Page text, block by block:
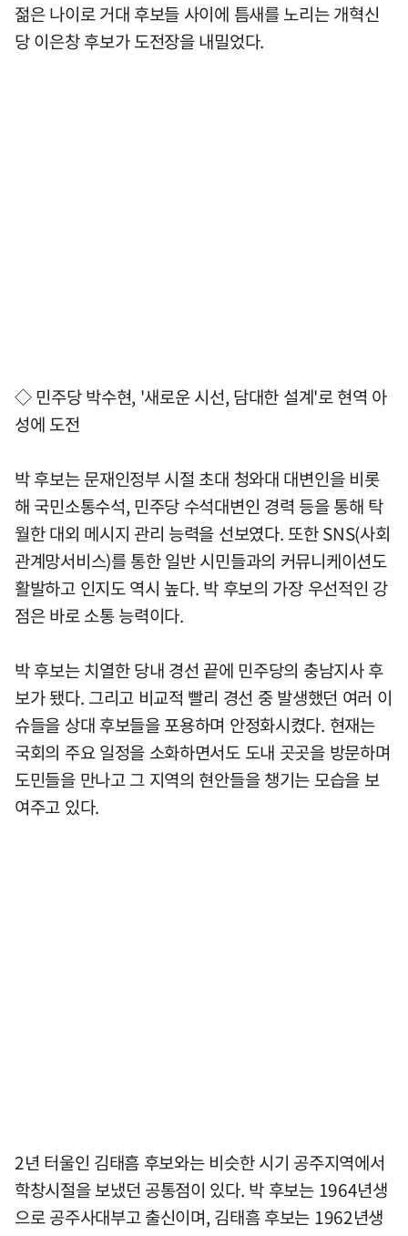
젊은 나이로 거대 후보들 사이에 틈새를 노리는 개혁신
당 이은창 후보가 도전장을 내밀었다.
◇ 민주당 박수현, '새로운 시선, 담대한 설계'로 현역 아
성에 도전
박 후보는 문재인정부 시절 초대 청와대 대변인을 비롯
해 국민소통수석, 민주당 수석대변인 경력 등을 통해 탁
월한 대외 메시지 관리 능력을 선보였다. 또한 SNS(사회
관계망서비스)를 통한 일반 시민들과의 커뮤니케이션도
활발하고 인지도 역시 높다. 박 후보의 가장 우선적인 강
점은 바로 소통 능력이다.
박 후보는 치열한 당내 경선 끝에 민주당의 충남지사 후
보가 됐다. 그리고 비교적 빨리 경선 중 발생했던 여러 이
슈들을 상대 후보들을 포용하며 안정화시켰다. 현재는
국회의 주요 일정을 소화하면서도 도내 곳곳을 방문하며
도민들을 만나고 그 지역의 현안들을 챙기는 모습을 보
여주고 있다.
2년 터울인 김태흠 후보와는 비슷한 시기 공주지역에서
학창시절을 보냈던 공통점이 있다. 박 후보는 1964년생
으로 공주사대부고 출신이며, 김태흠 후보는 1962년생